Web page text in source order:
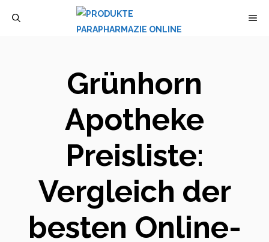
Grünhorn
Apotheke
Preisliste:
Vergleich der
besten Online-